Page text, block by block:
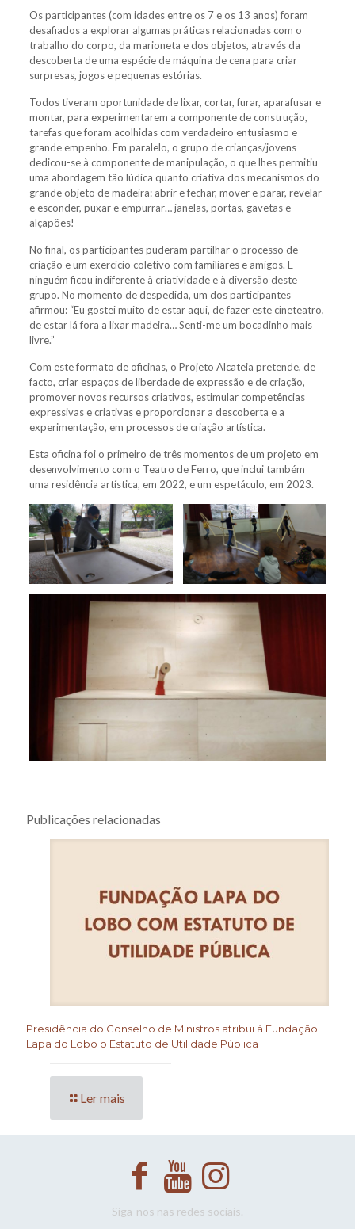
Os participantes (com idades entre os 7 e os 13 anos) foram
desafiados a explorar algumas práticas relacionadas com o
trabalho do corpo, da marioneta e dos objetos, através da
descoberta de uma espécie de máquina de cena para criar
surpresas, jogos e pequenas estórias.
Todos tiveram oportunidade de lixar, cortar, furar, aparafusar e
montar, para experimentarem a componente de construção,
tarefas que foram acolhidas com verdadeiro entusiasmo e
grande empenho. Em paralelo, o grupo de crianças/jovens
dedicou-se à componente de manipulação, o que lhes permitiu
uma abordagem tão lúdica quanto criativa dos mecanismos do
grande objeto de madeira: abrir e fechar, mover e parar, revelar
e esconder, puxar e empurrar… janelas, portas, gavetas e
alçapões!
No final, os participantes puderam partilhar o processo de
criação e um exercício coletivo com familiares e amigos. E
ninguém ficou indiferente à criatividade e à diversão deste
grupo. No momento de despedida, um dos participantes
afirmou: “Eu gostei muito de estar aqui, de fazer este cineteatro,
de estar lá fora a lixar madeira… Senti-me um bocadinho mais
livre.”
Com este formato de oficinas, o Projeto Alcateia pretende, de
facto, criar espaços de liberdade de expressão e de criação,
promover novos recursos criativos, estimular competências
expressivas e criativas e proporcionar a descoberta e a
experimentação, em processos de criação artística.
Esta oficina foi o primeiro de três momentos de um projeto em
desenvolvimento com o Teatro de Ferro, que inclui também
uma residência artística, em 2022, e um espetáculo, em 2023.
Publicações relacionadas
Presidência do Conselho de Ministros atribui à Fundação
Lapa do Lobo o Estatuto de Utilidade Pública
Ler mais
Siga-nos nas redes sociais.